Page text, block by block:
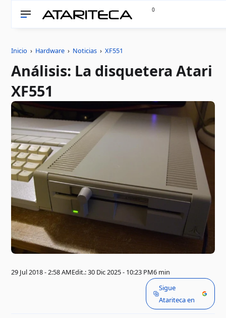
0
Inicio › Hardware › Noticias ›XF551
Análisis: La disquetera Atari
XF551
29 Jul 2018 - 2:58 AMEdit.: 30 Dic 2025 - 10:23 PM6 min
Sigue
Atariteca en